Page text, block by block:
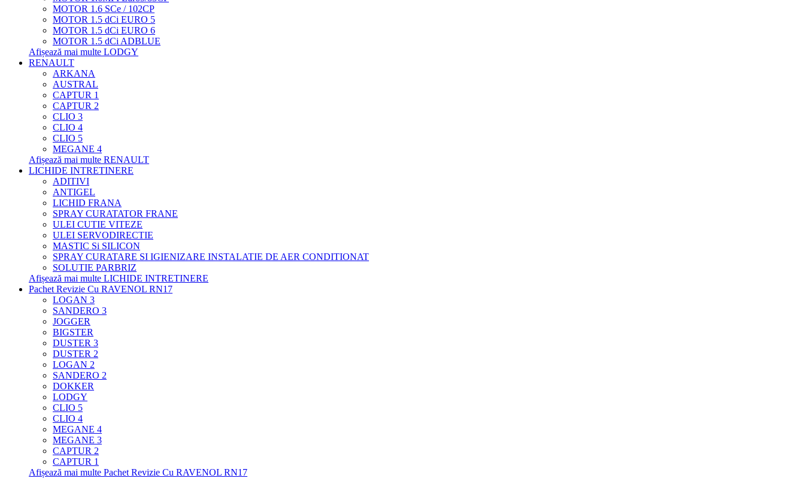
MOTOR 1.6 SCe / 102CP
MOTOR 1.5 dCi EURO 5
MOTOR 1.5 dCi EURO 6
MOTOR 1.5 dCi ADBLUE
Afișează mai multe LODGY
RENAULT
ARKANA
AUSTRAL
CAPTUR 1
CAPTUR 2
CLIO 3
CLIO 4
CLIO 5
MEGANE 4
Afișează mai multe RENAULT
LICHIDE INTRETINERE
ADITIVI
ANTIGEL
LICHID FRANA
SPRAY CURATATOR FRANE
ULEI CUTIE VITEZE
ULEI SERVODIRECTIE
MASTIC Si SILICON
SPRAY CURATARE SI IGIENIZARE INSTALATIE DE AER CONDITIONAT
SOLUTIE PARBRIZ
Afișează mai multe LICHIDE INTRETINERE
Pachet Revizie Cu RAVENOL RN17
LOGAN 3
SANDERO 3
JOGGER
BIGSTER
DUSTER 3
DUSTER 2
LOGAN 2
SANDERO 2
DOKKER
LODGY
CLIO 5
CLIO 4
MEGANE 4
MEGANE 3
CAPTUR 2
CAPTUR 1
Afișează mai multe Pachet Revizie Cu RAVENOL RN17